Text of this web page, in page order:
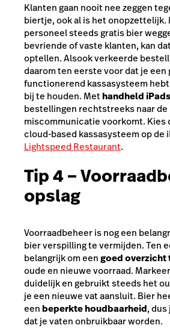
Klanten gaan nooit nee zeggen
biertje, ook al is het onopzettelijk.
personeel steeds gratis bier
bevriende of vaste klanten, kan
optellen. Alsook verkeerde
daarom ten eerste voor dat je een
functionerend kassasysteem
bij te houden. Methandheld iPads
bestellingen rechtstreeks naar
miscommunicatie voorkomt. Kies
cloud-based kassasysteem op de
Lightspeed Restaurant.
Tip 4 –
opslag
Voorraadbeheer is nog een
bier verspilling te vermijden. Ten
belangrijk om eengoed overzicht
oude en nieuwe voorraad.
duidelijk en gebruikt steeds het
je een nieuwe vat aansluit. Bier
eenbeperkte houdbaarheid,
dat je vaten onbruikbaar worden.